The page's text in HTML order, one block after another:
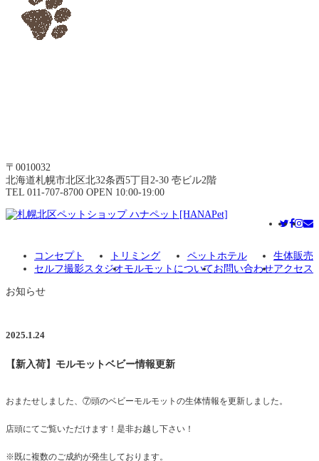
〒0010032
北海道札幌市北区北32条西5丁目2-30 壱ビル2階
TEL 011-707-8700 OPEN 10:00-19:00
コンセプト トリミング ペットホテル
生体販売
セルフ撮影スタジオモルモットについてお問い合わせアクセス
お知らせ
2025.1.24
【新入荷】モルモットベビー情報更新
おまたせしました、⑦頭のベビーモルモットの生体情報を更新しました。
店頭にてご覧いただけます！是非お越し下さい！
※既に複数のご成約が発生しております。